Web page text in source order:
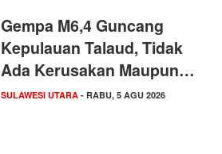
Gempa M6,4 Guncang
Kepulauan Talaud, Tidak
Ada Kerusakan Maupun…
SULAWESI UTARA - RABU, 5 AGU 2026